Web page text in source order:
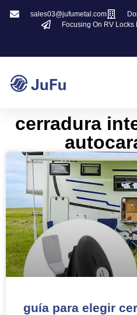
sales03@jufumetal.com
Focusing On RV
cerradura
guía para elegir